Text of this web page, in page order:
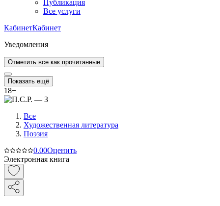
Публикация
Все услуги
КабинетКабинет
Уведомления
Отметить все как прочитанные
Показать ещё
18+
Все
Художественная литература
Поэзия
0.00Оценить
Электронная книга